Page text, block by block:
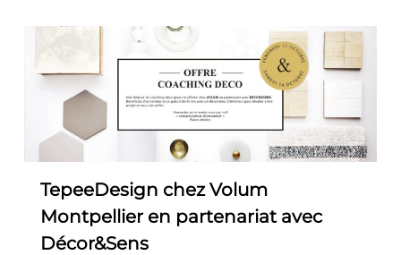
TepeeDesign chez Volum
Montpellier en partenariat avec
Décor&Sens